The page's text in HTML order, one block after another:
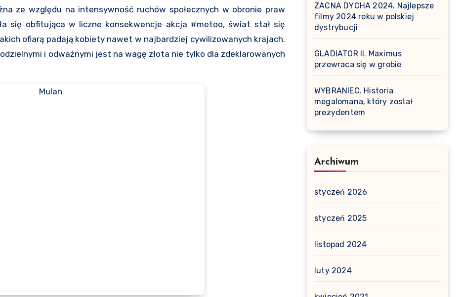
ze względu na intensywność ruchów społecznych w obronie praw
się obfitująca w liczne konsekwencje akcja #metoo, świat stał się
ofiarą padają kobiety nawet w najbardziej cywilizowanych krajach.
i odważnymi jest na wagę złota nie tylko dla zdeklarowanych
ZACNA DYCHA 2024. Najlepsze
filmy 2024 roku w polskiej
dystrybucji
GLADIATOR II. Maximus
przewraca się w grobie
WYBRANIEC. Historia
megalomana, który został
prezydentem
Archiwum
styczeń 2026
styczeń 2025
listopad 2024
luty 2024